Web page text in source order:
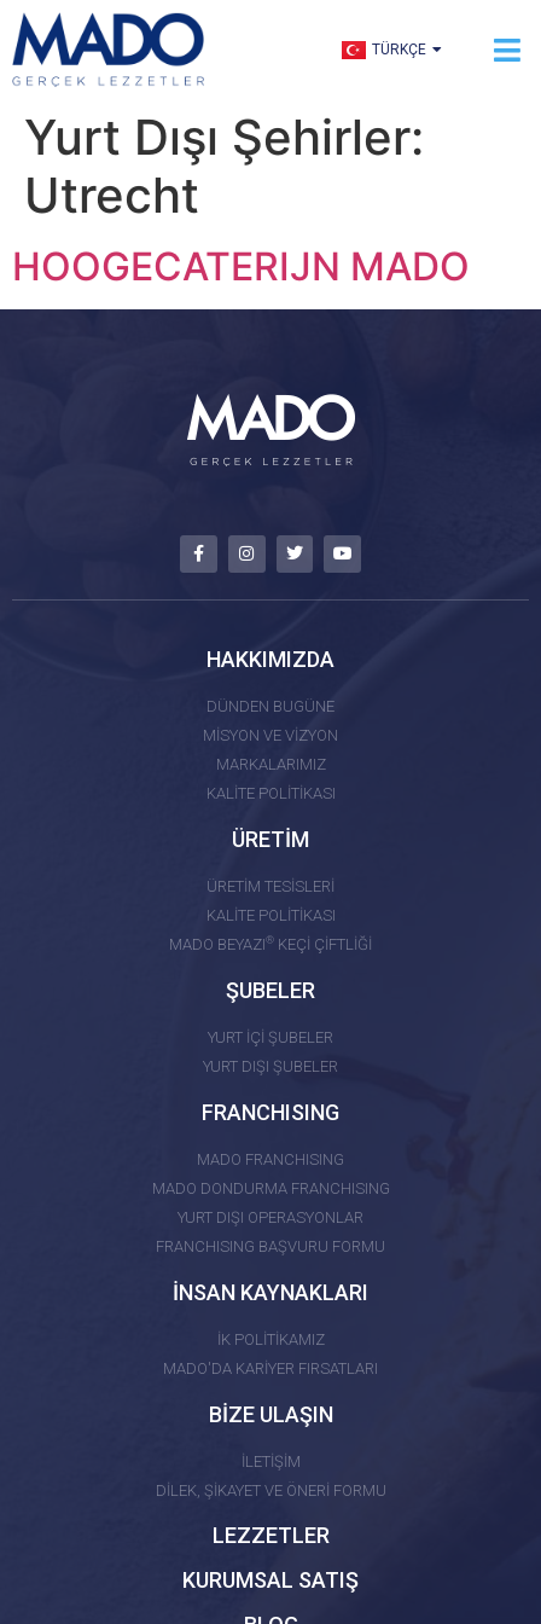
TÜRKÇE
العربية
Yurt Dışı Şehirler:
Utrecht
HOOGECATERIJN MADO
HAKKIMIZDA
DÜNDEN BUGÜNE
MİSYON VE VİZYON
MARKALARIMIZ
KALİTE POLİTİKASI
ÜRETİM
ÜRETİM TESİSLERİ
KALİTE POLİTİKASI
MADO BEYAZI® KEÇİ ÇİFTLİĞİ
ŞUBELER
YURT İÇİ ŞUBELER
YURT DIŞI ŞUBELER
FRANCHISING
MADO FRANCHISING
MADO DONDURMA FRANCHISING
YURT DIŞI OPERASYONLAR
FRANCHISING BAŞVURU FORMU
İNSAN KAYNAKLARI
İK POLİTİKAMIZ
MADO'DA KARİYER FIRSATLARI
BİZE ULAŞIN
İLETİŞİM
DİLEK, ŞİKAYET VE ÖNERİ FORMU
LEZZETLER
KURUMSAL SATIŞ